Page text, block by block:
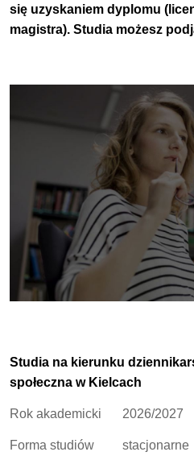
się uzyskaniem dyplomu
magistra).Studia możesz
Studia na kierunku
społeczna w Kielcach
Rok akademicki 2026/2027
Forma studiów stacjonarne